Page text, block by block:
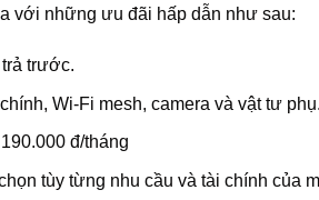
với những ưu đãi hấp dẫn như sau:
trước.
Wi‑Fi mesh, camera và vật tư phụ.
đ/tháng
tùy từng nhu cầu và tài chính của